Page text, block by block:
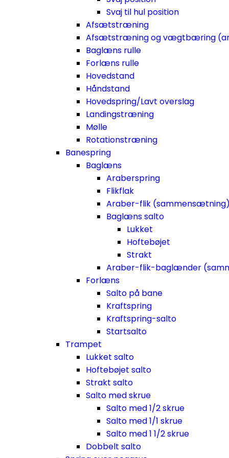
Svaj til hul position
Afsætstræning
Afsætstræning og vægtbæring
Baglæns rulle
Forlæns rulle
Hovedstand
Håndstand
Hovedspring/Lavt overslag
Landingstræning
Mølle
Rotationstræning
Banespring
Baglæns
Araberspring
Flikflak
Araber-flik (sammensætning)
Baglæns salto
Lukket
Hoftebøjet
Strakt
Araber-flik-baglænder
Forlæns
Salto på bane
Kraftspring
Kraftspring-salto
Startsalto
Trampet
Lukket salto
Hoftebøjet salto
Strakt salto
Salto med skrue
Salto med 1/2 skrue
Salto med 1/1 skrue
Salto med 1 1/2 skrue
Dobbelt salto